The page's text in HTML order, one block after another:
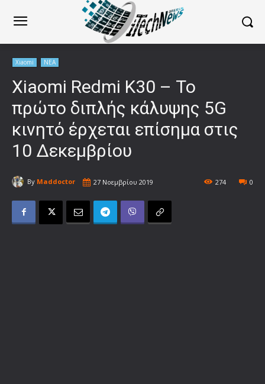
Xiaomi ΝΕΑ
Xiaomi Redmi K30 – Το
πρώτο διπλής κάλυψης 5G
κινητό έρχεται επίσημα στις
10 Δεκεμβρίου
By Maddoctor 27 Νοεμβρίου 2019 0
274